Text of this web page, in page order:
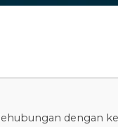
dengan